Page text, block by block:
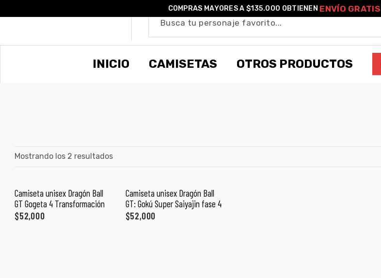
COMPRAS MAYORES A $135.000 OBTIENEN ENVÍO GRATIS
INICIO CAMISETAS OTROS PRODUCTOS
Mostrando los 2 resultados
SELECCIONAR OPCIONES
Camiseta unisex Dragón Ball
GT Gogeta 4 Transformación
$52,000
SELECCIONAR OPCIONES
Camiseta unisex Dragón Ball
GT: Gokú Super Saiyajin fase 4
$52,000